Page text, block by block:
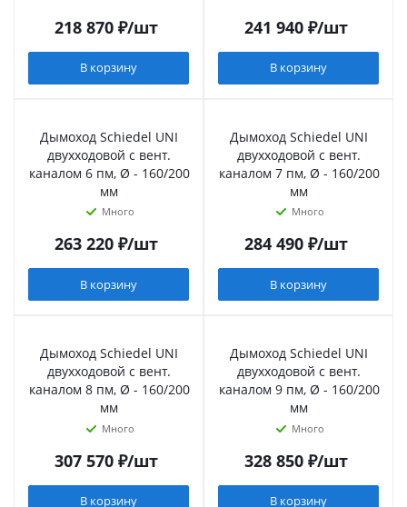
218 870₽/шт
В корзину
241 940₽/шт
В корзину
Дымоход Schiedel UNI
двухходовой с вент.
каналом 6 пм, Ø - 160/200
мм
Много
263 220₽/шт
В корзину
Дымоход Schiedel UNI
двухходовой с вент.
каналом 7 пм, Ø - 160/200
мм
Много
284 490₽/шт
В корзину
Дымоход Schiedel UNI
двухходовой с вент.
каналом 8 пм, Ø - 160/200
мм
Много
307 570₽/шт
В корзину
Дымоход Schiedel UNI
двухходовой с вент.
каналом 9 пм, Ø - 160/200
мм
Много
328 850₽/шт
В корзину